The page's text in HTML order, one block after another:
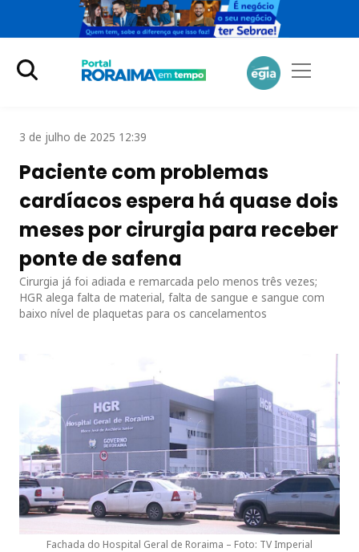
3 de julho de 2025 12:39
Paciente com problemas
cardíacos espera há quase dois
meses por cirurgia para receber
ponte de safena
Cirurgia já foi adiada e remarcada pelo menos três vezes;
HGR alega falta de material, falta de sangue e sangue com
baixo nível de plaquetas para os cancelamentos
Fachada do Hospital Geral de Roraima – Foto: TV Imperial